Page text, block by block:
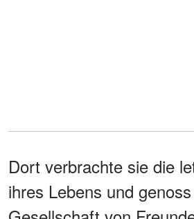
Dort verbrachte sie die
ihres Lebens und